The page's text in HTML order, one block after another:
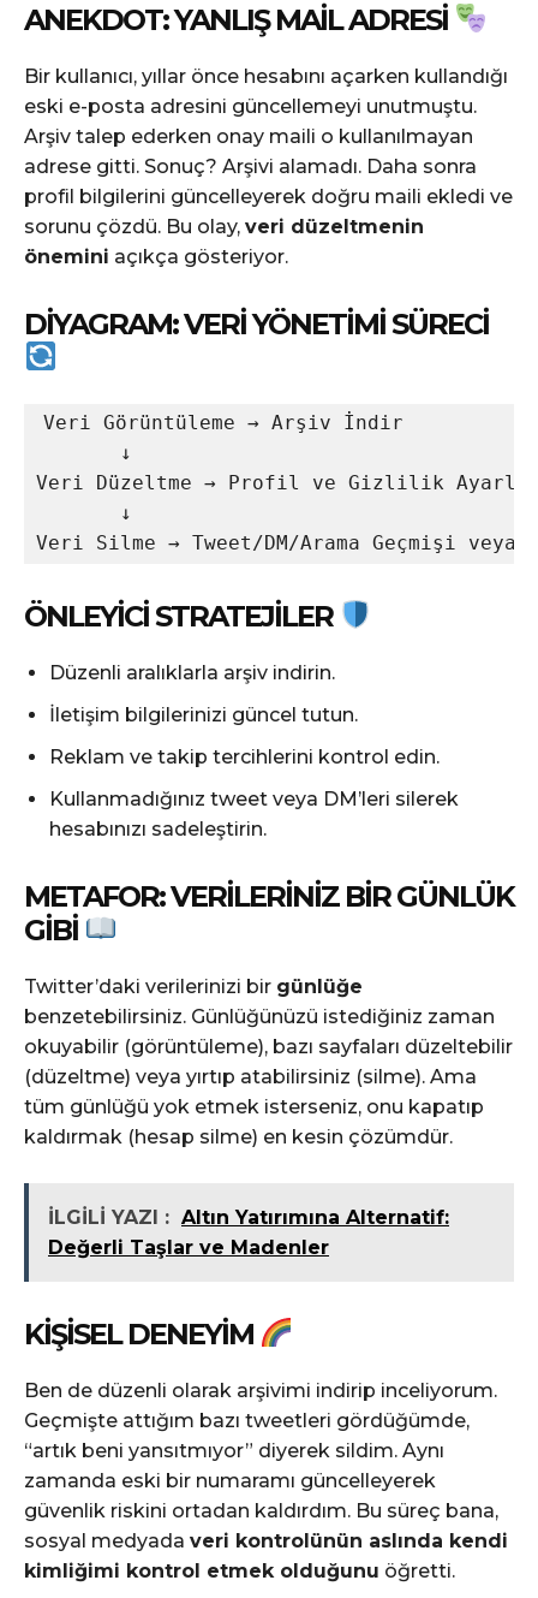
ANEKDOT: YANLIŞ MAIL ADRESI
Bir kullanıcı, yıllar önce hesabını açarken kullandığı
eski e-posta adresini güncellemeyi unutmuştu.
Arşiv talep ederken onay maili o kullanılmayan
adrese gitti. Sonuç? Arşivi alamadı. Daha sonra
profil bilgilerini güncelleyerek doğru maili ekledi ve
sorunu çözdü. Bu olay, veri düzeltmenin
önemini açıkça gösteriyor.
DIYAGRAM: VERI YÖNETIMI SÜRECI
Veri Görüntüleme → Arşiv İndir
       ↓
Veri Düzeltme → Profil ve Gizlilik
       ↓
ÖNLEYICI STRATEJILER
Düzenli aralıklarla arşiv indirin.
İletişim bilgilerinizi güncel tutun.
Reklam ve takip tercihlerini kontrol edin.
Kullanmadığınız tweet veya DM’leri silerek
hesabınızı sadeleştirin.
METAFOR: VERILERINIZ BIR GÜNLÜK
GIBI
Twitter’daki verilerinizi bir günlüğe
benzetebilirsiniz. Günlüğünüzü istediğiniz zaman
okuyabilir (görüntüleme), bazı sayfaları düzeltebilir
(düzeltme) veya yırtıp atabilirsiniz (silme). Ama
tüm günlüğü yok etmek isterseniz, onu kapatıp
kaldırmak (hesap silme) en kesin çözümdür.
İLGİLİ YAZI : Altın Yatırımına Alternatif:
Değerli Taşlar ve Madenler
KIŞISEL DENEYIM
Ben de düzenli olarak arşivimi indirip inceliyorum.
Geçmişte attığım bazı tweetleri gördüğümde,
“artık beni yansıtmıyor” diyerek sildim. Aynı
zamanda eski bir numaramı güncelleyerek
güvenlik riskini ortadan kaldırdım. Bu süreç bana,
sosyal medyada veri kontrolünün aslında kendi
kimliğimi kontrol etmek olduğunu öğretti.